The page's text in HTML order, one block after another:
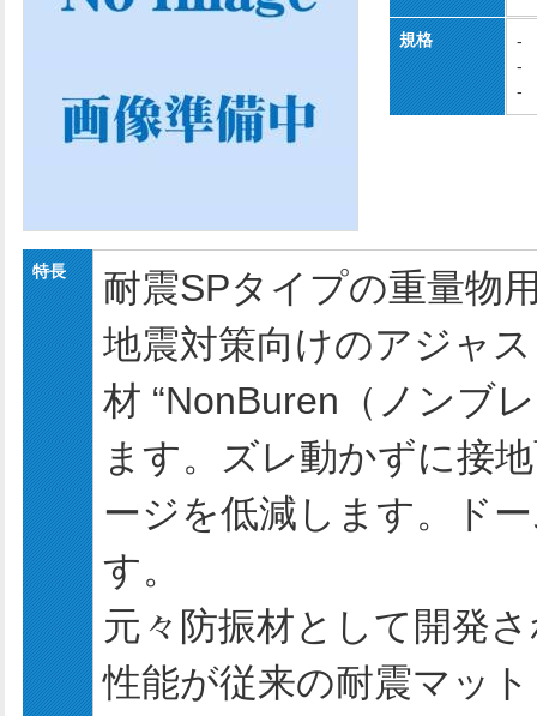
規格
-
-
-
特長
耐震SPタイプの重量物
地震対策向けのアジャ
材 “NonBuren（ノンブ
ます。ズレ動かずに接
ージを低減します。ド
す。
元々防振材として開発
性能が従来の耐震マッ